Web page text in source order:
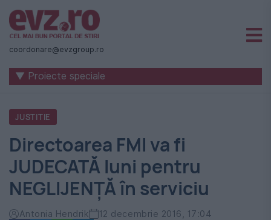
Știri
naționale
internaționale
România
-
Evenimentul
Zilei
coordonare@evzgroup.ro
▼ Proiecte speciale
JUSTITIE
Directoarea FMI va fi
JUDECATĂ luni pentru
NEGLIJENŢĂ în serviciu
Antonia Hendrik 12 decembrie 2016, 17:04